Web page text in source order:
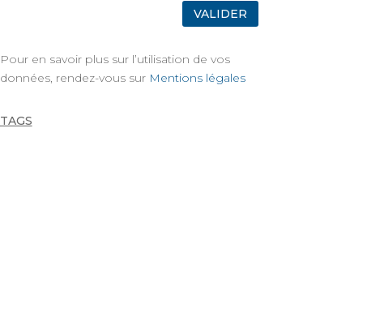
VALIDER
Pour en savoir plus sur l’utilisation de vos
données, rendez-vous sur Mentions légales
TAGS